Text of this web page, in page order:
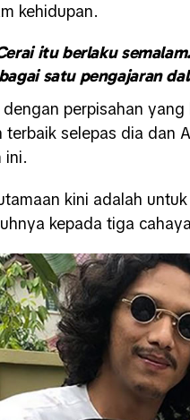
kehidupan.
itu berlaku
satu pengajaran
perpisahan
terbaik selepas dia dan
ini.
kini adalah
kepada tiga